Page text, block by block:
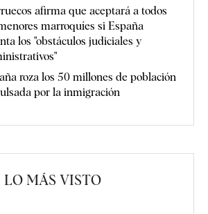
afirma que aceptará a todos
marroquíes si España
los "obstáculos judiciales y
roza los 50 millones de población
por la inmigración
LO MÁS VISTO